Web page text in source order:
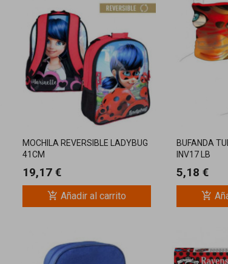
MOCHILA REVERSIBLE LADYBUG
41CM
19,17 €
add_shopping_cart Añadir al carrito
BUFANDA
INV17 LB
5,18 €
add_shopping_cart